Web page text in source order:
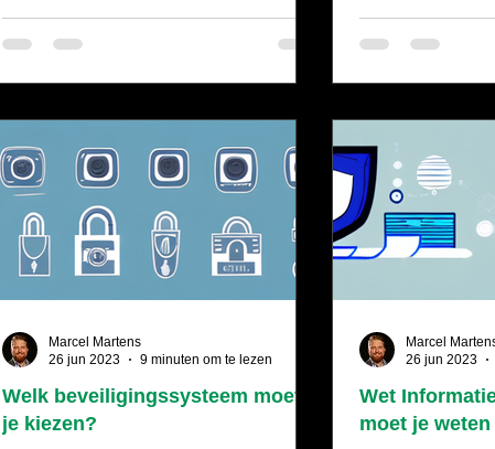
Welk beveiligingssysteem moet
je kiezen?
Marcel Martens
26 jun 2023
9 minuten om te lezen
Wet
moet je weten
Marcel
26 jun 2023